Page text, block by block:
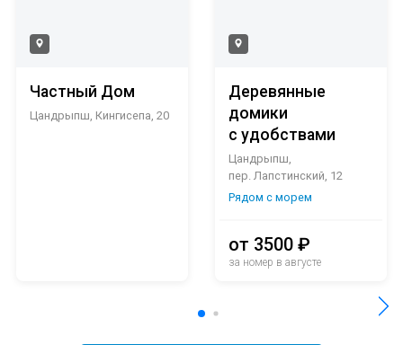
Частный Дом
Цандрыпш, Кингисепа, 20
Деревянные
домики
с удобствами
Цандрыпш,
пер. Лапстинский, 12
Рядом с морем
от 3500 ₽
за номер в августе